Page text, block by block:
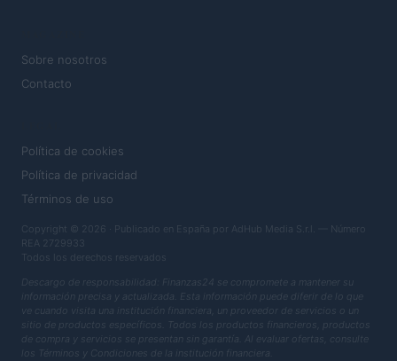
Sobre nosotros
Contacto
Política de cookies
Política de privacidad
Términos de uso
Copyright © 2026 · Publicado en España por AdHub Media S.r.l. — Número
REA 2729933
Todos los derechos reservados
Descargo de responsabilidad: Finanzas24 se compromete a mantener su
información precisa y actualizada. Esta información puede diferir de lo que
ve cuando visita una institución financiera, un proveedor de servicios o un
sitio de productos específicos. Todos los productos financieros, productos
de compra y servicios se presentan sin garantía. Al evaluar ofertas, consulte
los Términos y Condiciones de la institución financiera.